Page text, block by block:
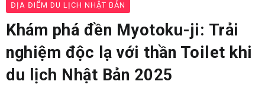
ĐỊA ĐIỂM DU LỊCH NHẬT BẢN
Khám phá đền Myotoku-ji: Trải
nghiệm độc lạ với thần Toilet khi
du lịch Nhật Bản 2025